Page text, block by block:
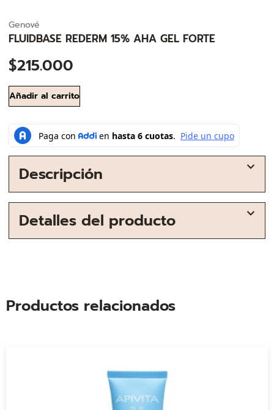
Genové
FLUIDBASE REDERM 15% AHA GEL FORTE
$215.000
Añadir al carrito
Descripción
Detalles del producto
Productos relacionados